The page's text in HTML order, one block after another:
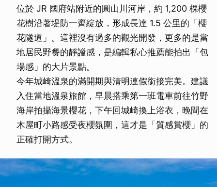
位於 JR 國府站附近的圓山川河岸，約 1,200 棵櫻
花樹沿著堤防一齊綻放，形成長達 1.5 公里的「櫻
花隧道」。這裡沒有過多的觀光開發，更多的是當
地居民野餐的靜謐感，是編輯私心推薦能拍出「包
場感」的大片景點。
今年城崎溫泉的滿開期與清明連假銜接完美。建議
入住當地溫泉旅館，早晨搭乘第一班電車前往竹野
海岸拍攝海景櫻花，下午回城崎換上浴衣，晚間在
木屋町小路感受夜櫻氛圍，這才是「質感賞櫻」的
正確打開方式。